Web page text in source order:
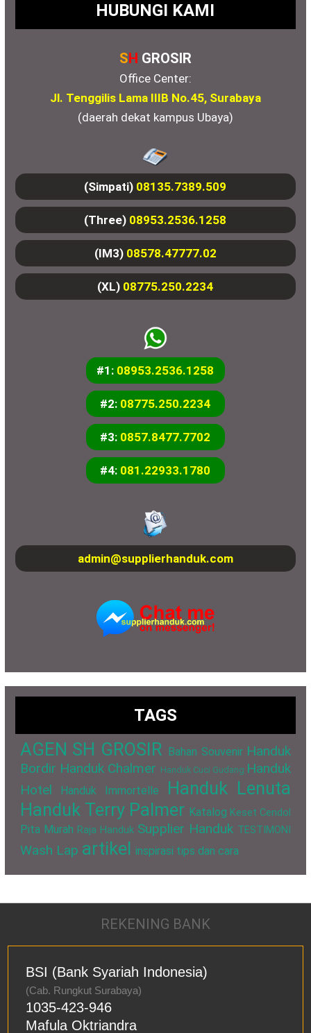
HUBUNGI KAMI
SH GROSIR
Office Center:
Jl. Tenggilis Lama IIIB No.45, Surabaya
(daerah dekat kampus Ubaya)
(Simpati) 08135.7389.509
(Three) 08953.2536.1258
(IM3) 08578.47777.02
(XL) 08775.250.2234
#1: 08953.2536.1258
#2: 08775.250.2234
#3: 0857.8477.7702
#4: 081.22933.1780
admin@supplierhanduk.com
TAGS
AGEN SH GROSIR Bahan Souvenir Handuk
Bordir Handuk Chalmer Handuk Cuci Gudang Handuk
Hotel
Handuk Immortelle
Handuk Lenuta
Handuk Terry Palmer Katalog Keset Cendol
Pita Murah Raja Handuk Supplier Handuk TESTIMONI
Wash Lap artikel inspirasi tips dan cara
REKENING BANK
BSI (Bank Syariah Indonesia)
(Cab. Rungkut Surabaya)
1035-423-946
Mafula Oktriandra